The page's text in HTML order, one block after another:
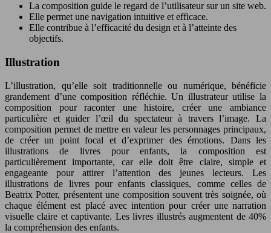
La composition guide le regard de l’utilisateur sur un site web.
Elle permet une navigation intuitive et efficace.
Elle contribue à l’efficacité du design et à l’atteinte des
objectifs.
Illustration
L’illustration, qu’elle soit traditionnelle ou numérique, bénéficie
grandement d’une composition réfléchie. Un illustrateur utilise la
composition pour raconter une histoire, créer une ambiance
particulière et guider l’œil du spectateur à travers l’image. La
composition permet de mettre en valeur les personnages principaux,
de créer un point focal et d’exprimer des émotions. Dans les
illustrations de livres pour enfants, la composition est
particulièrement importante, car elle doit être claire, simple et
engageante pour attirer l’attention des jeunes lecteurs. Les
illustrations de livres pour enfants classiques, comme celles de
Beatrix Potter, présentent une composition souvent très soignée, où
chaque élément est placé avec intention pour créer une narration
visuelle claire et captivante. Les livres illustrés augmentent de 40%
la compréhension des enfants.